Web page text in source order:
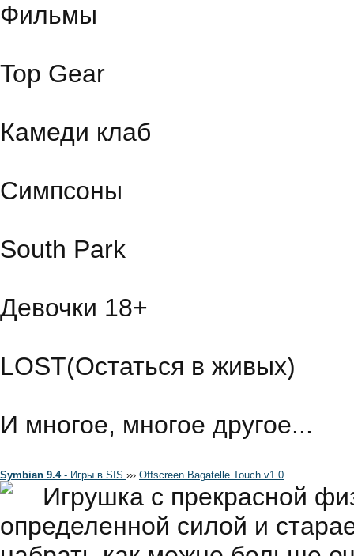
Фильмы
Top Gear
Камеди клаб
Симпсоны
South Park
Девочки 18+
LOST(Остаться в живых)
И многое, многое другое...
Symbian 9.4- Игры в SIS ››› Offscreen Bagatelle Touch v1.0
Игрушка с прекрасной
определенной силой и